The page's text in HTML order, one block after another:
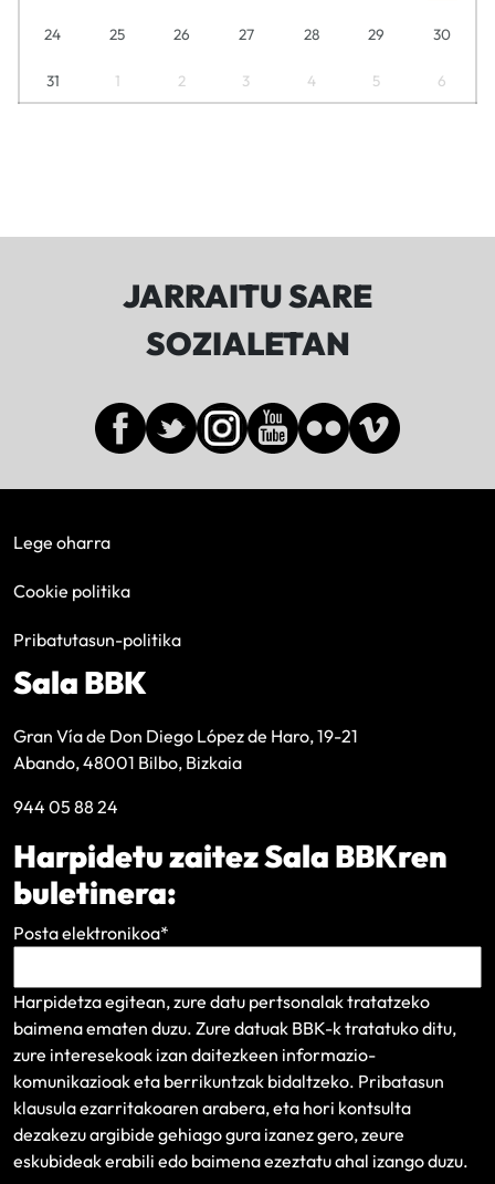
24 25 26 27 28 29 30
31 1 2 3 4 5 6
JARRAITU SARE
SOZIALETAN
Lege oharra
Cookie politika
Pribatutasun-politika
Sala BBK
Gran Vía de Don Diego López de Haro, 19-21
Abando, 48001 Bilbo, Bizkaia
944 05 88 24
Harpidetu zaitez Sala BBKren
buletinera:
Posta elektronikoa*
Harpidetza egitean, zure datu pertsonalak tratatzeko
baimena ematen duzu. Zure datuak BBK-k tratatuko ditu,
zure interesekoak izan daitezkeen informazio-
komunikazioak eta berrikuntzak bidaltzeko. Pribatasun
klausulaezarritakoaren arabera, eta hori kontsulta
dezakezu argibide gehiago gura izanez gero, zeure
eskubideak erabili edo baimena ezeztatu ahal izango duzu.